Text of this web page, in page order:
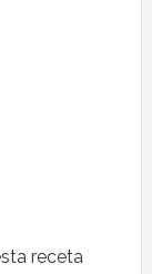
receta